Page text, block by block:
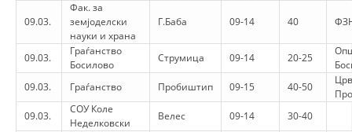
SOCIALO-HUMANITARE
SI TË JEPNI DONACIONE
EKIPE PËRGJIGJE DISASTER
09.03.
Фак. за
земјоделски
науки и храна
Г.Баба 09-14 40
09.03.
Граѓанство
Босилово
Струмица 09-14 20-25
09.03.
Граѓанство Пробиштип 09-15 40-50
09.03.
СОУ Коле
Неделковски
Велес 09-14 30-40